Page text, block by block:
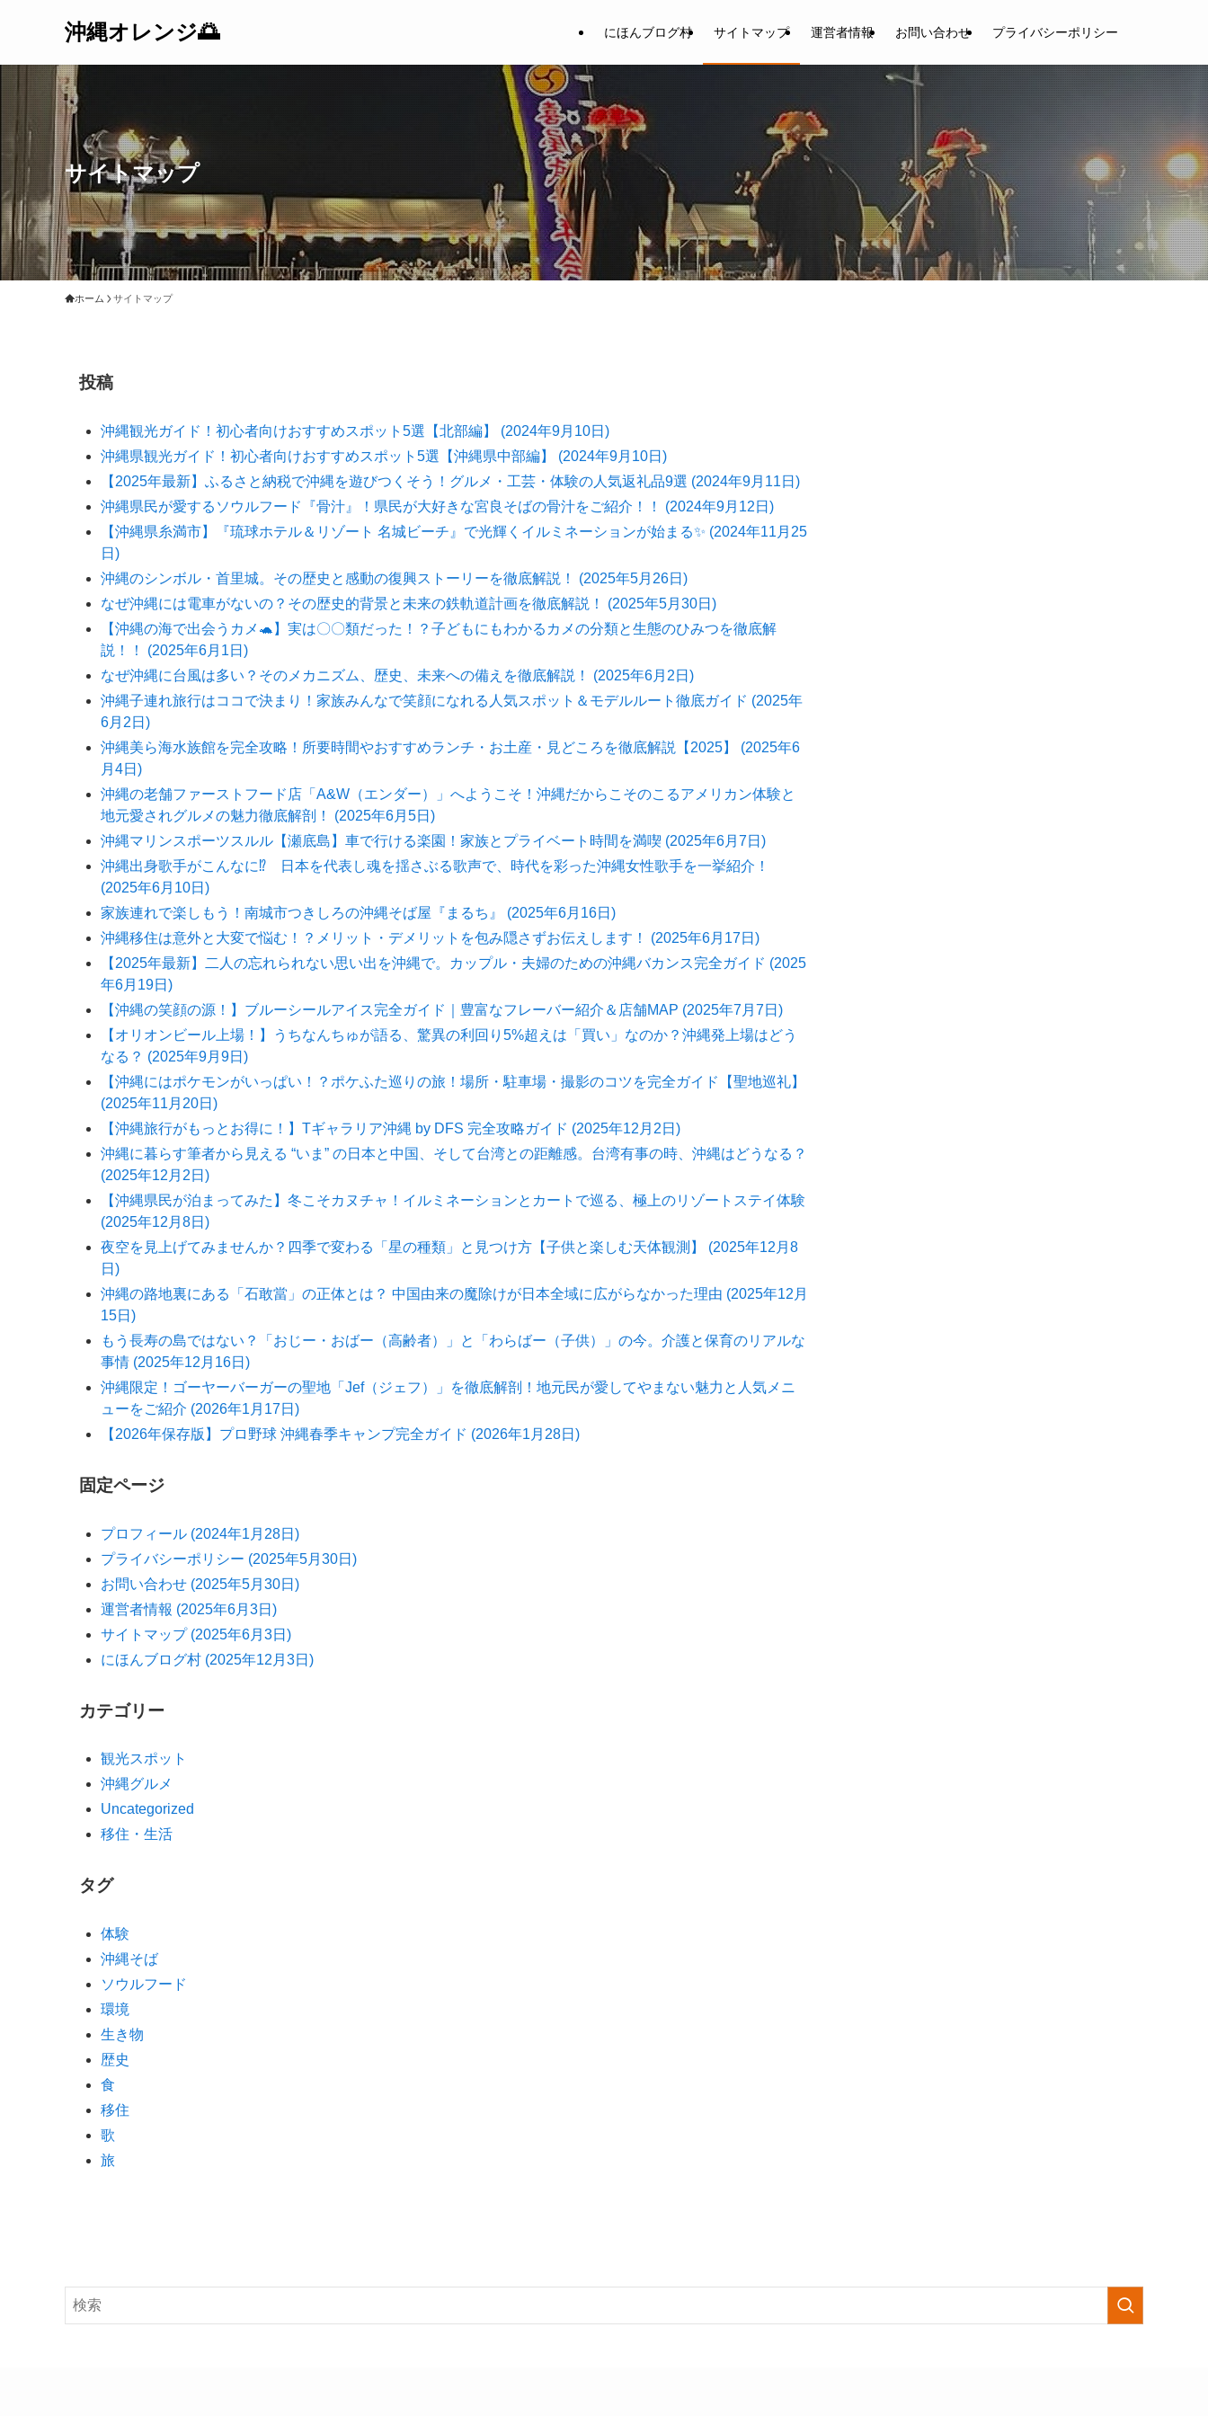
沖縄オレンジ🌅 にほんブログ村 サイトマップ 運営者情報 お問い合わせ プライバシーポリシー
サイトマップ
ホーム サイトマップ
投稿
沖縄観光ガイド！初心者向けおすすめスポット5選【北部編】 (2024年9月10日)
沖縄県観光ガイド！初心者向けおすすめスポット5選【沖縄県中部編】 (2024年9月10日)
【2025年最新】ふるさと納税で沖縄を遊びつくそう！グルメ・工芸・体験の人気返礼品9選 (2024年9月11日)
沖縄県民が愛するソウルフード『骨汁』！県民が大好きな宮良そばの骨汁をご紹介！！ (2024年9月12日)
【沖縄県糸満市】『琉球ホテル＆リゾート 名城ビーチ』で光輝くイルミネーションが始まる✨ (2024年11月25
日)
沖縄のシンボル・首里城。その歴史と感動の復興ストーリーを徹底解説！ (2025年5月26日)
なぜ沖縄には電車がないの？その歴史的背景と未来の鉄軌道計画を徹底解説！ (2025年5月30日)
【沖縄の海で出会うカメ🐢】実は〇〇類だった！？子どもにもわかるカメの分類と生態のひみつを徹底解
説！！ (2025年6月1日)
なぜ沖縄に台風は多い？そのメカニズム、歴史、未来への備えを徹底解説！ (2025年6月2日)
沖縄子連れ旅行はココで決まり！家族みんなで笑顔になれる人気スポット＆モデルルート徹底ガイド (2025年
6月2日)
沖縄美ら海水族館を完全攻略！所要時間やおすすめランチ・お土産・見どころを徹底解説【2025】 (2025年6
月4日)
沖縄の老舗ファーストフード店「A&W（エンダー）」へようこそ！沖縄だからこそのこるアメリカン体験と
地元愛されグルメの魅力徹底解剖！ (2025年6月5日)
沖縄マリンスポーツスルル【瀬底島】車で行ける楽園！家族とプライベート時間を満喫 (2025年6月7日)
沖縄出身歌手がこんなに⁉ 日本を代表し魂を揺さぶる歌声で、時代を彩った沖縄女性歌手を一挙紹介！
(2025年6月10日)
家族連れで楽しもう！南城市つきしろの沖縄そば屋『まるち』 (2025年6月16日)
沖縄移住は意外と大変で悩む！？メリット・デメリットを包み隠さずお伝えします！ (2025年6月17日)
【2025年最新】二人の忘れられない思い出を沖縄で。カップル・夫婦のための沖縄バカンス完全ガイド (2025
年6月19日)
【沖縄の笑顔の源！】ブルーシールアイス完全ガイド｜豊富なフレーバー紹介＆店舗MAP (2025年7月7日)
【オリオンビール上場！】うちなんちゅが語る、驚異の利回り5%超えは「買い」なのか？沖縄発上場はどう
なる？ (2025年9月9日)
【沖縄にはポケモンがいっぱい！？ポケふた巡りの旅！場所・駐車場・撮影のコツを完全ガイド【聖地巡礼】
(2025年11月20日)
【沖縄旅行がもっとお得に！】Tギャラリア沖縄 by DFS 完全攻略ガイド (2025年12月2日)
沖縄に暮らす筆者から見える “いま” の日本と中国、そして台湾との距離感。台湾有事の時、沖縄はどうなる？
(2025年12月2日)
【沖縄県民が泊まってみた】冬こそカヌチャ！イルミネーションとカートで巡る、極上のリゾートステイ体験
(2025年12月8日)
夜空を見上げてみませんか？四季で変わる「星の種類」と見つけ方【子供と楽しむ天体観測】 (2025年12月8
日)
沖縄の路地裏にある「石敢當」の正体とは？ 中国由来の魔除けが日本全域に広がらなかった理由 (2025年12月
15日)
もう長寿の島ではない？「おじー・おばー（高齢者）」と「わらばー（子供）」の今。介護と保育のリアルな
事情 (2025年12月16日)
沖縄限定！ゴーヤーバーガーの聖地「Jef（ジェフ）」を徹底解剖！地元民が愛してやまない魅力と人気メニ
ューをご紹介 (2026年1月17日)
【2026年保存版】プロ野球 沖縄春季キャンプ完全ガイド (2026年1月28日)
固定ページ
プロフィール (2024年1月28日)
プライバシーポリシー (2025年5月30日)
お問い合わせ (2025年5月30日)
運営者情報 (2025年6月3日)
サイトマップ (2025年6月3日)
にほんブログ村 (2025年12月3日)
カテゴリー
観光スポット
沖縄グルメ
Uncategorized
移住・生活
タグ
体験
沖縄そば
ソウルフード
環境
生き物
歴史
食
移住
歌
旅